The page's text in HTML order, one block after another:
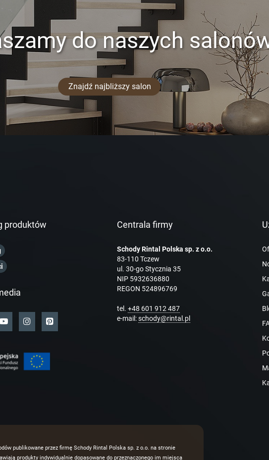
do naszych
Znajdź najbliższy salon
produktów Centrala firmy
Schody Rintal Polska sp. z o.o.
83-110 Tczew
ul. 30-go Stycznia 35
NIP 5932636880
REGON 524896769
tel. +48 601 912 487
e-mail:schody@rintal.pl
publikowane przez firmę Schody Rintal Polska sp. z o.o. na stronie
produkty indywidualnie dopasowane do przeznaczonego im miejsca